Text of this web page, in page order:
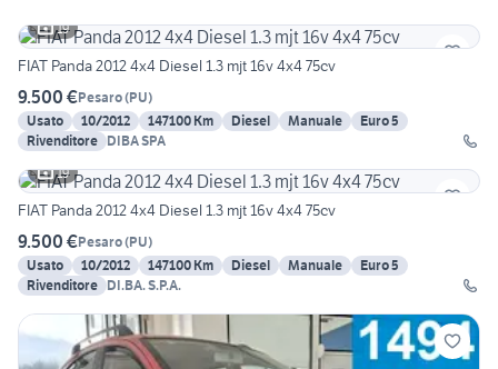
19
FIAT Panda 2012 4x4 Diesel 1.3 mjt 16v 4x4 75cv
9.500 €Pesaro(PU)
Usato
10/2012 147100 Km Diesel Manuale
Euro 5
Rivenditore DIBA SPA
19
FIAT Panda 2012 4x4 Diesel 1.3 mjt 16v 4x4 75cv
9.500 €Pesaro(PU)
Usato
10/2012 147100 Km Diesel Manuale
Euro 5
Rivenditore DI.BA. S.P.A.